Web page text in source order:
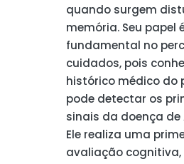
quando surgem
memória. Seu papel
fundamental no
cuidados, pois
histórico médico do
pode detectar os
sinais da doença de
Ele realiza uma
avaliação cognitiva,